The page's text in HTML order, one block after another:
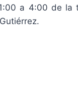
a 4:00 de la